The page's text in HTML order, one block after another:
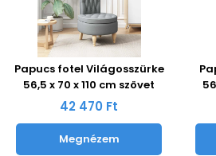
Papucs fotel Világosszürke
56,5 x 70 x 110 cm szövet
42 470 Ft
Megnézem